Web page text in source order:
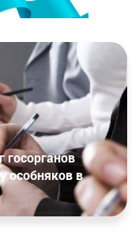
госорганов
особняков в